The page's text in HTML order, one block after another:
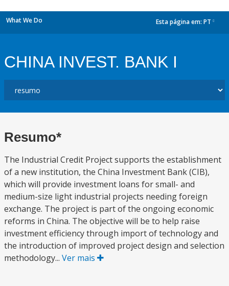
What We Do Esta página em: PT
CHINA INVEST. BANK I
Resumo*
The Industrial Credit Project supports the establishment
of a new institution, the China Investment Bank (CIB),
which will provide investment loans for small- and
medium-size light industrial projects needing foreign
exchange. The project is part of the ongoing economic
reforms in China. The objective will be to help raise
investment efficiency through import of technology and
the introduction of improved project design and selection
methodology... Ver mais